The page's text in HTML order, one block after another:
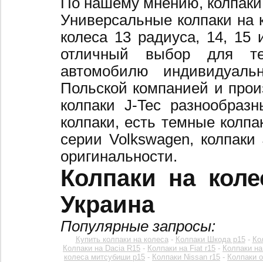
Универсальные колпаки
колеса 13 радиуса, 14,
отличный выбор для
автомобилю
Польской компанией и
колпаки J-Tec
колпаки, есть темные
серии Volkswagen,
оригинальности.
Колпаки на
Украина
Популярные запросы:
Купить колпаки на колеса- Колпаки Шкода р15-
Колпаки на Dacia R15 - Колпаки на Fiat r15 - Колпаки
колеса митсубиши р15 - Колпаки Nissan r15 - Колпаки